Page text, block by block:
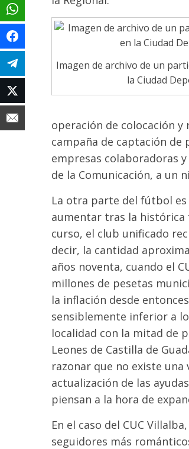
Imagen de archivo de un
la Ciudad
operación de colocación y
campaña de captación
empresas colaboradoras
de la Comunicación, a un
La otra parte del fútbol
aumentar tras la histórica
curso, el club unificado
decir, la cantidad
años noventa, cuando el
millones de pesetas
la inflación desde
sensiblemente inferior a
localidad con la mitad de
Leones de Castilla de
razonar que no existe
actualización de las
piensan a la hora de
En el caso del CUC
seguidores más